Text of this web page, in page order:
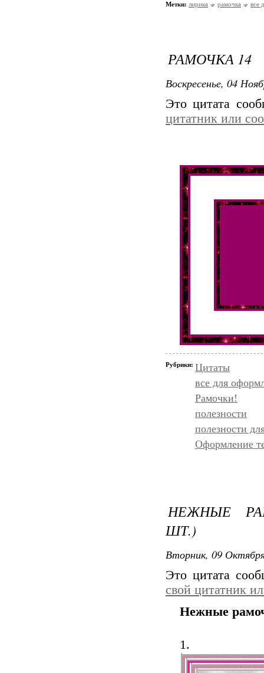
Метки: лирика рамочка все
РАМОЧКА 14
Воскресенье, 04
Это цитата
цитатник или
Рубрики: Цитаты
все для
Рамочки!
полезности
полезности
Оформление
НЕЖНЫЕ
ШТ.)
Вторник, 09
Это цитата
свой цитатник
Нежные
1.